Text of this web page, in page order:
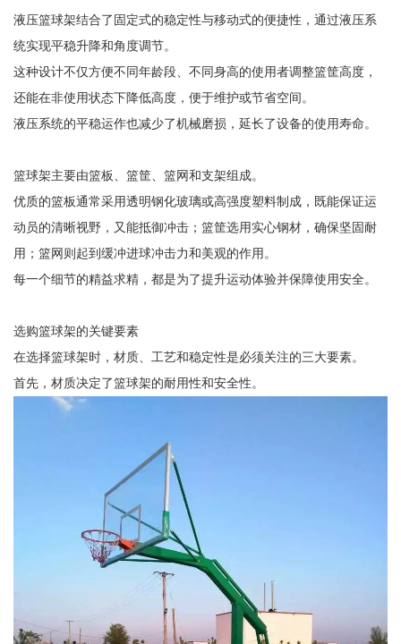
液压篮球架结合了固定式的稳定性与移动式的便捷性，通过液压系
统实现平稳升降和角度调节。
这种设计不仅方便不同年龄段、不同身高的使用者调整篮筐高度，
还能在非使用状态下降低高度，便于维护或节省空间。
液压系统的平稳运作也减少了机械磨损，延长了设备的使用寿命。
篮球架主要由篮板、篮筐、篮网和支架组成。
优质的篮板通常采用透明钢化玻璃或高强度塑料制成，既能保证运
动员的清晰视野，又能抵御冲击；篮筐选用实心钢材，确保坚固耐
用；篮网则起到缓冲进球冲击力和美观的作用。
每一个细节的精益求精，都是为了提升运动体验并保障使用安全。
选购篮球架的关键要素
在选择篮球架时，材质、工艺和稳定性是必须关注的三大要素。
首先，材质决定了篮球架的耐用性和安全性。